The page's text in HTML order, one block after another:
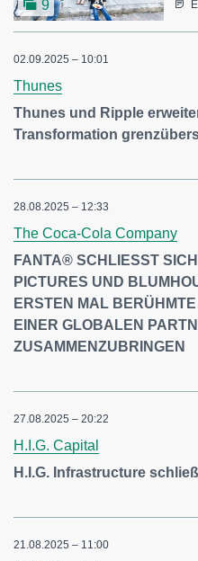
9
02.09.2025 – 10:01
Thunes
Thunes und Ripple
Transformation
28.08.2025 – 12:33
The Coca-Cola Company
FANTA® SCHLIESST
PICTURES UND
ERSTEN MAL
EINER GLOBALEN
ZUSAMMENZUBRINGEN
27.08.2025 – 20:22
H.I.G. Capital
H.I.G. Infrastructure
21.08.2025 – 11:00